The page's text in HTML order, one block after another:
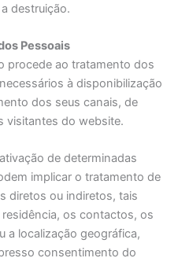
destruição.
Pessoais
procede ao tratamento dos
à disponibilização
dos seus canais, de
visitantes do website.
de determinadas
implicar o tratamento de
diretos ou indiretos, tais
os contactos, os
a localização geográfica,
consentimento do